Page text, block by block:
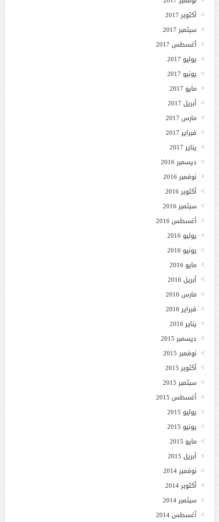
أكتوبر 2017
سبتمبر 2017
أغسطس 2017
يوليو 2017
يونيو 2017
مايو 2017
أبريل 2017
مارس 2017
فبراير 2017
يناير 2017
ديسمبر 2016
نوفمبر 2016
أكتوبر 2016
سبتمبر 2016
أغسطس 2016
يوليو 2016
يونيو 2016
مايو 2016
أبريل 2016
مارس 2016
فبراير 2016
يناير 2016
ديسمبر 2015
نوفمبر 2015
أكتوبر 2015
سبتمبر 2015
أغسطس 2015
يوليو 2015
يونيو 2015
مايو 2015
أبريل 2015
نوفمبر 2014
أكتوبر 2014
سبتمبر 2014
أغسطس 2014